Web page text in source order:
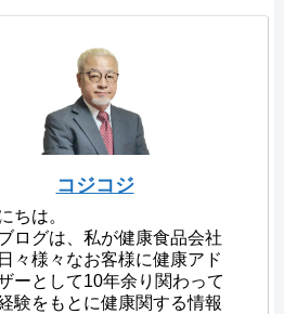
コジコジ
ちは。
ログは、私が健康食品会社
々様々なお客様に健康アド
ーとして10年余り関わって
験をもとに健康関する情報